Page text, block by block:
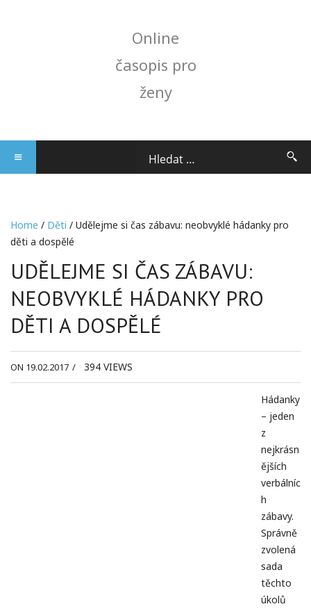
Online
časopis pro
ženy
Home / Děti / Udělejme si čas zábavu: neobvyklé hádanky pro
děti a dospělé
UDĚLEJME SI ČAS ZÁBAVU:
NEOBVYKLÉ HÁDANKY PRO
DĚTI A DOSPĚLÉ
ON 19.02.2017 / 394 VIEWS
Hádanky
– jeden
z
nejkrásn
ějších
verbálníc
h
zábavy.
Správně
zvolená
sada
těchto
úkolů